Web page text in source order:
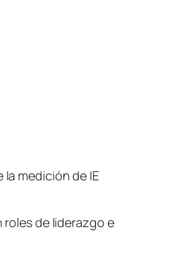
medición de IE
de liderazgo e